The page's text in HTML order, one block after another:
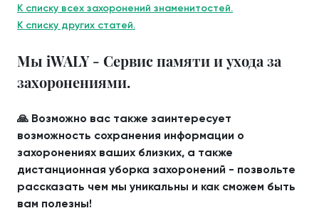
К списку всех захоронений знаменитостей.
К списку других статей.
Мы iWALY - Сервис памяти и ухода за
захоронениями.
🙏 Возможно вас также заинтересует
возможность сохранения информации о
захоронениях ваших близких, а также
дистанционная уборка захоронений - позвольте
рассказать чем мы уникальны и как сможем быть
вам полезны!